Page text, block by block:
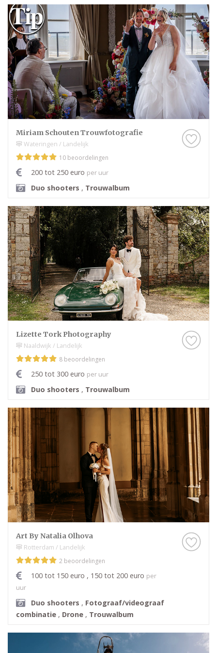
Miriam Schouten Trouwfotografie
Wateringen / Landelijk
10 beoordelingen
200 tot 250 euro per uur
Duo shooters , Trouwalbum
Lizette Tork Photography
Naaldwijk / Landelijk
8 beoordelingen
250 tot 300 euro per uur
Duo shooters , Trouwalbum
Art By Natalia Olhova
Rotterdam / Landelijk
2 beoordelingen
100 tot 150 euro , 150 tot 200 euro per
uur
Duo shooters , Fotograaf/videograaf
combinatie , Drone , Trouwalbum